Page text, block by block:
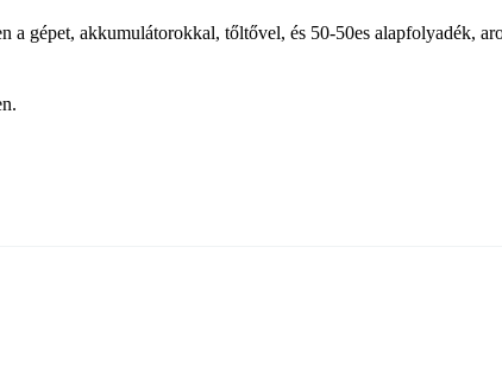
gépet, akkumulátorokkal, tőltővel, és 50-50es alapfolyadék,